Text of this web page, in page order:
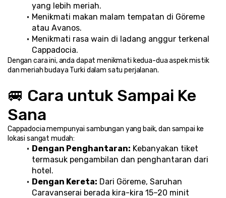
yang lebih meriah.
Menikmati makan malam tempatan di Göreme
atau Avanos.
Menikmati rasa wain di ladang anggur terkenal
Cappadocia.
Dengan cara ini, anda dapat menikmati kedua-dua aspek mistik
dan meriah budaya Turki dalam satu perjalanan.
🚐 Cara untuk Sampai Ke
Sana
Cappadocia mempunyai sambungan yang baik, dan sampai ke
lokasi sangat mudah:
Dengan Penghantaran: Kebanyakan tiket
termasuk pengambilan dan penghantaran dari
hotel.
Dengan Kereta: Dari Göreme, Saruhan
Caravanserai berada kira-kira 15–20 minit